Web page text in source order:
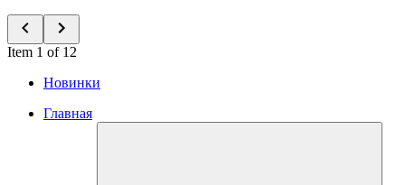
Item 1 of 12
Новинки
Главная